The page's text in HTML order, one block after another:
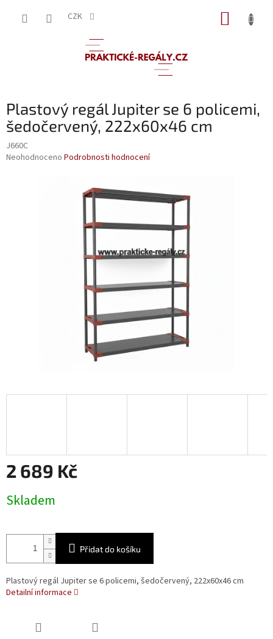
CZK
Plastový regál Jupiter se 6 policemi,
šedočervený, 222x60x46 cm
J660C
Průměrné
Neohodnoceno Podrobnosti hodnocení
2 689 Kč
cena:
Skladem
Přidat do košíku
Plastový regál Jupiter se 6 policemi, šedočervený, 222x60x46 cm
Detailní informace